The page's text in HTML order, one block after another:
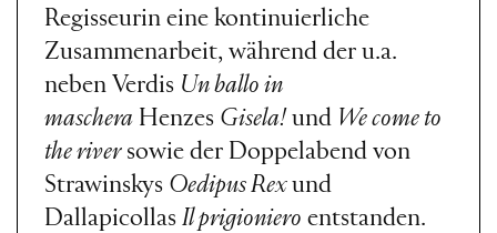
Regisseurin eine kontinuierliche
Zusammenarbeit, während der u.a.
neben Verdis Un ballo in
maschera Henzes Gisela! und We come to
the riversowie der Doppelabend von
Strawinskys Oedipus Rexund
Dallapicollas Il prigioniero entstanden.